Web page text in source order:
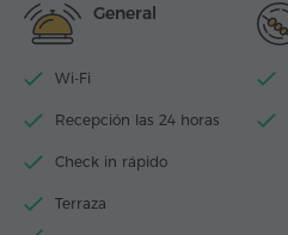
General
Wi-Fi
Recepción las 24 horas
Check in rápido
Terraza